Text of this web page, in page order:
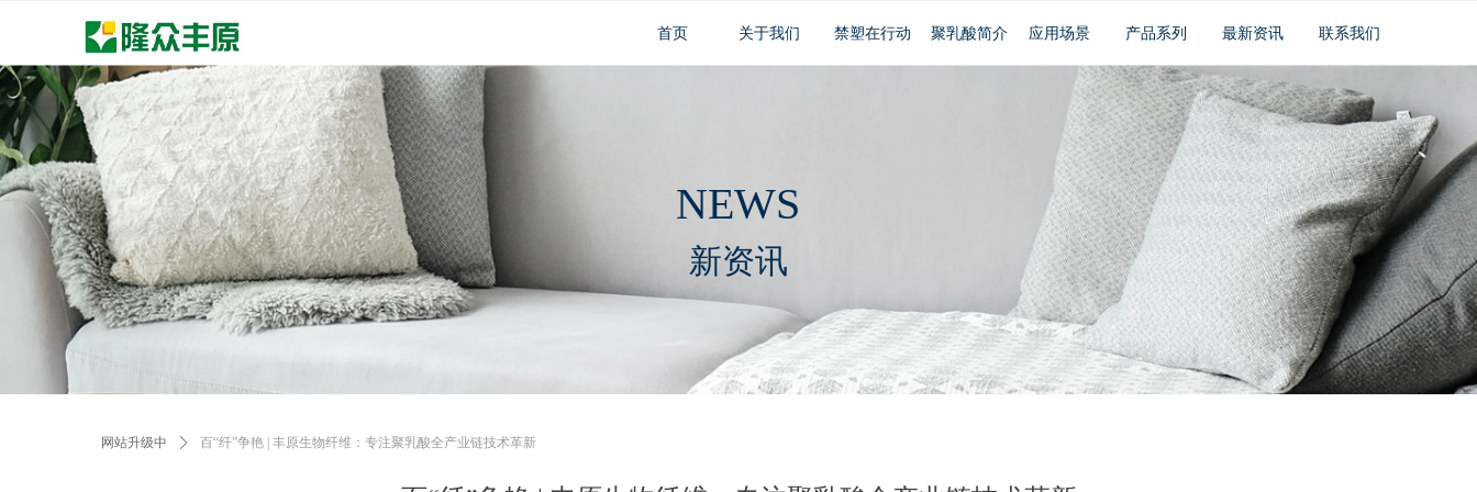
首页 关于我们 禁塑在行动 聚乳酸简介 应用场景 产品系列 最新资讯 联系我们
网站升级中 ꄲ 百“纤”争艳 | 丰原生物纤维：专注聚乳酸全产业链技术革新
NEWS
新资讯